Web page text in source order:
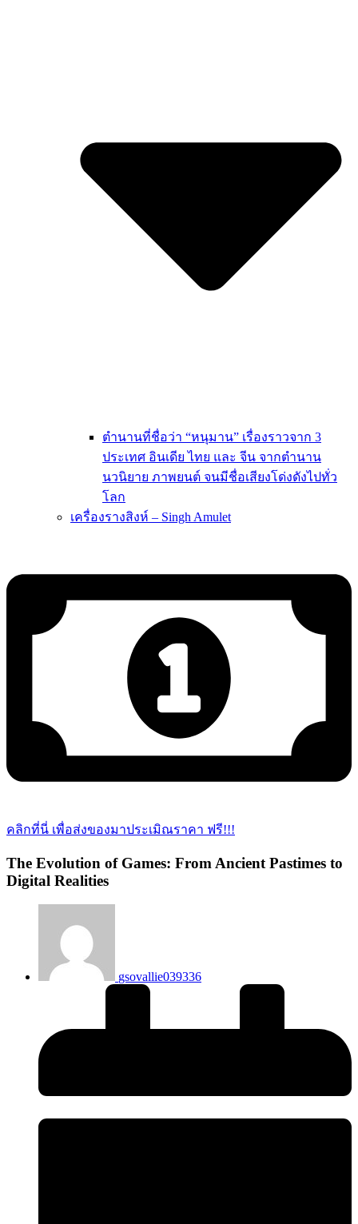
ตำนานที่ชื่อว่า “หนุมาน” เรื่องราวจาก 3
ประเทศ อินเดีย ไทย และ จีน จากตำนาน
นวนิยาย ภาพยนต์ จนมีชื่อเสียงโด่งดังไปทั่ว
โลก
เครื่องรางสิงห์ – Singh Amulet
คลิกที่นี่ เพื่อส่งของมาประเมิณราคา ฟรี!!!
The Evolution of Games: From Ancient Pastimes to
Digital Realities
gsovallie039336